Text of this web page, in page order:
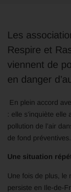
Les
Respire et
viennent de
en danger
En plein accord
: elle s’inquiète
pollution de l’air
de fond préventives.
Une situation
Une fois de plus, le
persiste en Ile-de-